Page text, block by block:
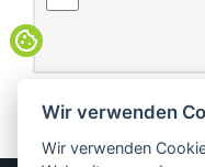
ABSENDEN
Wir verwenden
Wir verwenden